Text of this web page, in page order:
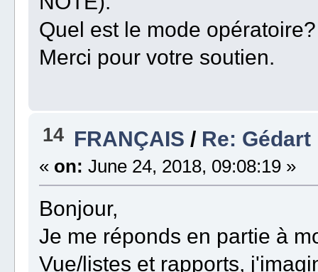
Quel est le mode opératoire?
Merci pour votre soutien.
14 FRANÇAIS / Re: Gédart
« on: June 24, 2018, 09:08:19 »
Bonjour,
Je me réponds en partie à
Vue/listes et rapports,